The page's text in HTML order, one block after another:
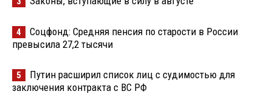
4
Соцфонд: Средняя пенсия по старости в России
превысила 27,2 тысячи
5
Путин расширил список лиц с судимостью для
заключения контракта с ВС РФ